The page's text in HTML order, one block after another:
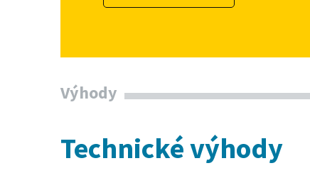
Výhody
Technické výhody